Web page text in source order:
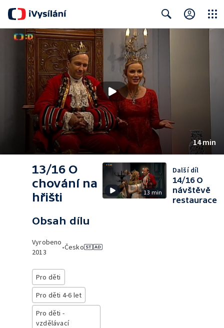
Close
14 min
13/16 O
chování na
hřišti
Obsah dílu
Vyrobeno
2013
•Česko
Pro děti
Pro děti 4-6 let
Pro děti -
vzdělávací
13 min
Další díl
14/16 O
návštěvě
restaurace